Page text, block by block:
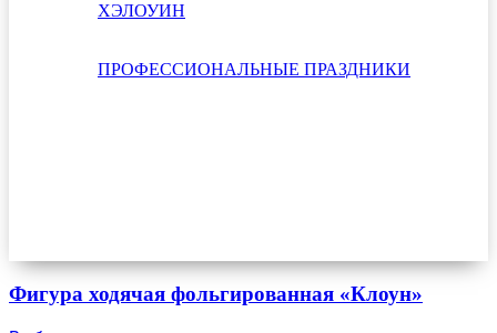
ХЭЛОУИН
ПРОФЕССИОНАЛЬНЫЕ ПРАЗДНИКИ
Фигура ходячая фольгированная «Клоун»